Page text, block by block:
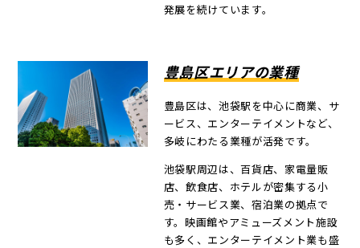
発展を続けています。
豊島区エリアの業種
豊島区は、池袋駅を中心に商業、サ
ービス、エンターテイメントなど、
多岐にわたる業種が活発です。
池袋駅周辺は、百貨店、家電量販
店、飲食店、ホテルが密集する小
売・サービス業、宿泊業の拠点で
す。映画館やアミューズメント施設
も多く、エンターテイメント業も盛